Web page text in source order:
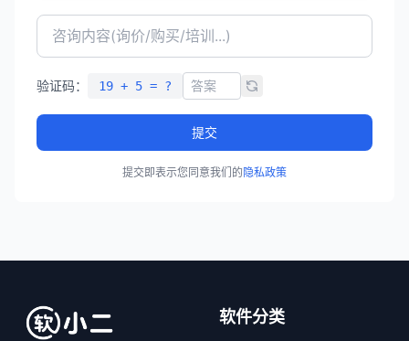
验证码： 19 + 5 = ?
提交
提交即表示您同意我们的隐私政策
软件分类